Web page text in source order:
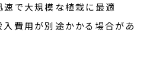
速で大規模な植栽に最適
入費用が別途かかる場合があ